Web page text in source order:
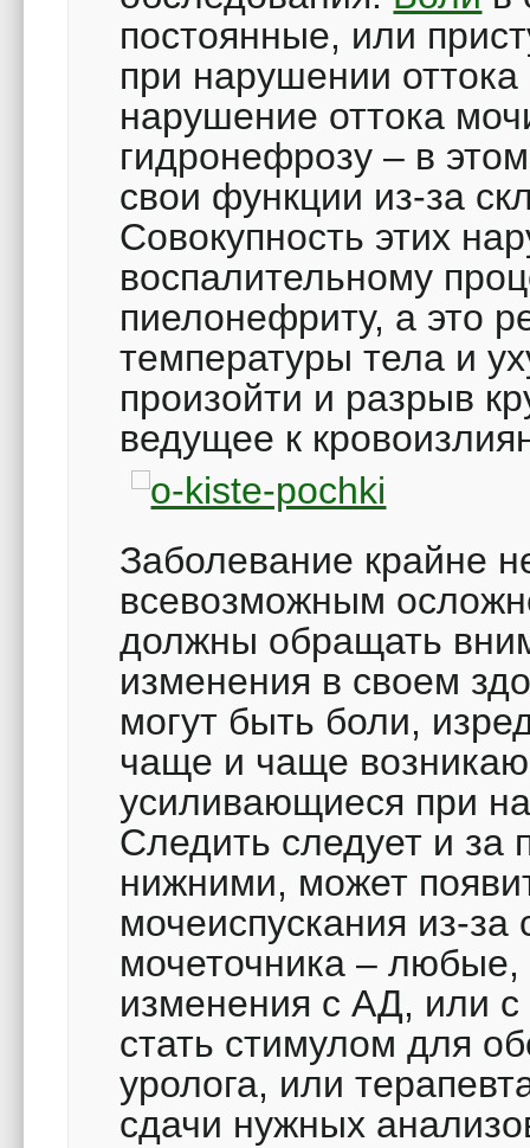
постоянные, или
при нарушении
нарушение оттока
гидронефрозу – в
свои функции из-за
Совокупность этих
воспалительному
пиелонефриту, а это
температуры тела и
произойти и разрыв
ведущее к
Заболевание крайне
всевозможным
должны обращать
изменения в своем
могут быть боли,
чаще и чаще
усиливающиеся при
Следить следует и за
нижними, может
мочеиспускания из-за
мочеточника –
изменения с АД, или
стать стимулом для
уролога, или
сдачи нужных